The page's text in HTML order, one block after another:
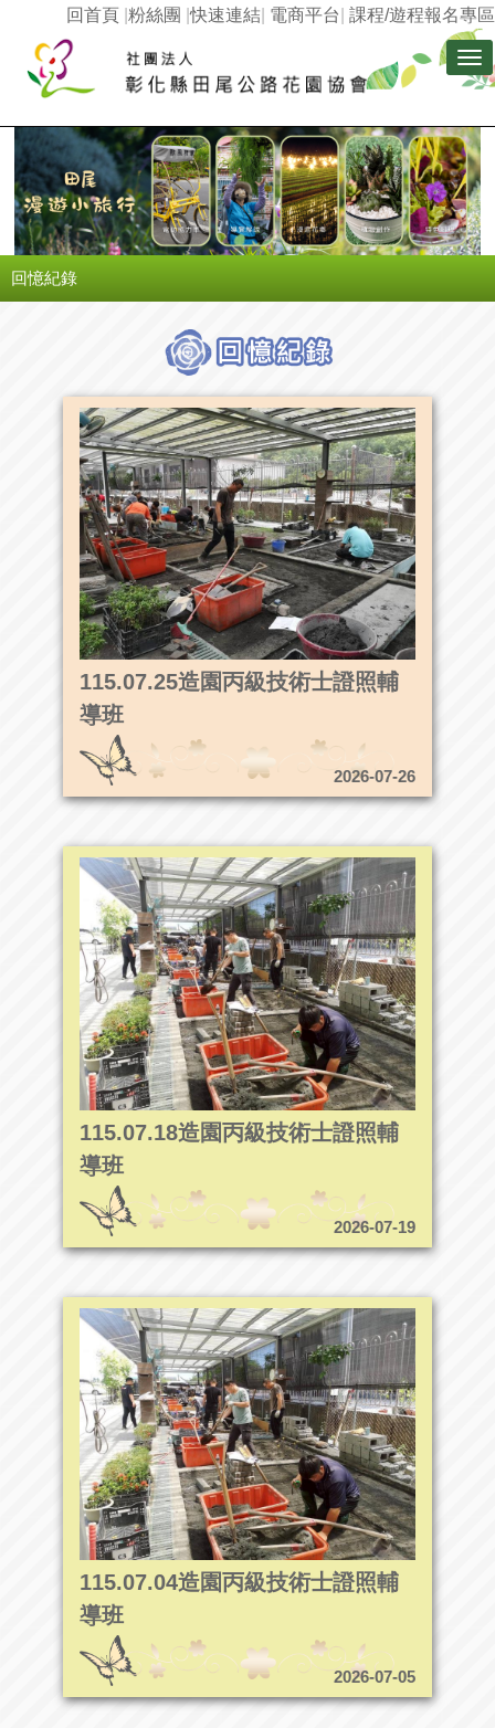
課程/遊程報名專區
電商平台
快速連結
粉絲團 |
回首頁
回憶紀錄
115.07.25造園丙級技術士證照輔
導班
2026-07-26
115.07.18造園丙級技術士證照輔
導班
2026-07-19
115.07.04造園丙級技術士證照輔
導班
2026-07-05